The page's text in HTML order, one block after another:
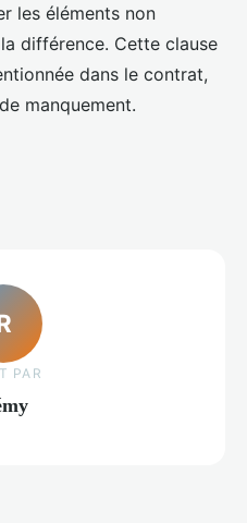
les éléments non
différence. Cette clause
dans le contrat,
manquement.
PAR